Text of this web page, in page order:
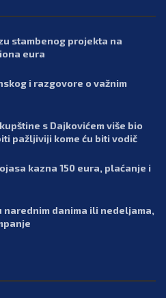
stambenog projekta na
eura
i razgovore o važnim
s Dajkovićem više bio
pažljiviji kome ću biti vodič
kazna 150 eura, plaćanje i
narednim danima ili nedeljama,